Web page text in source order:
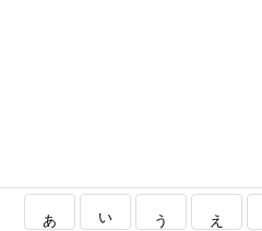
あ行 い行 う行 え行